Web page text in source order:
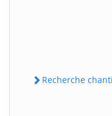
Recherche